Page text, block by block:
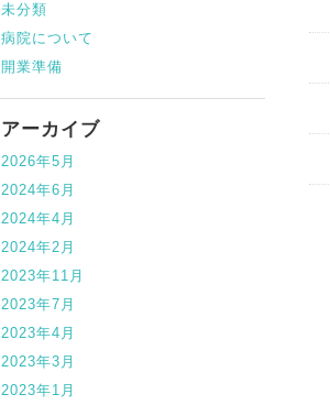
未分類
病院について
開業準備
アーカイブ
2026年5月
2024年6月
2024年4月
2024年2月
2023年11月
2023年7月
2023年4月
2023年3月
2023年1月